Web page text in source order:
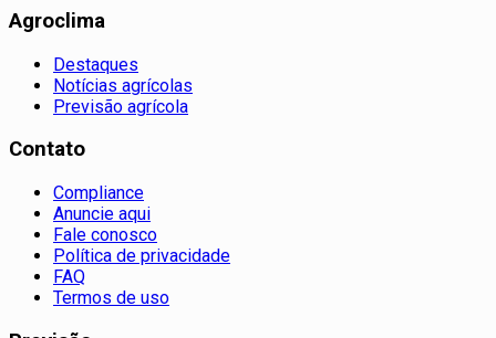
Agroclima
Destaques
Notícias agrícolas
Previsão agrícola
Contato
Compliance
Anuncie aqui
Fale conosco
Política de privacidade
FAQ
Termos de uso